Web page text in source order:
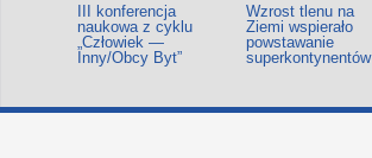
III konferencja
naukowa z cyklu
„Człowiek —
Inny/Obcy Byt”
Wzrost tlenu na
Ziemi wspierało
powstawanie
superkontynentów